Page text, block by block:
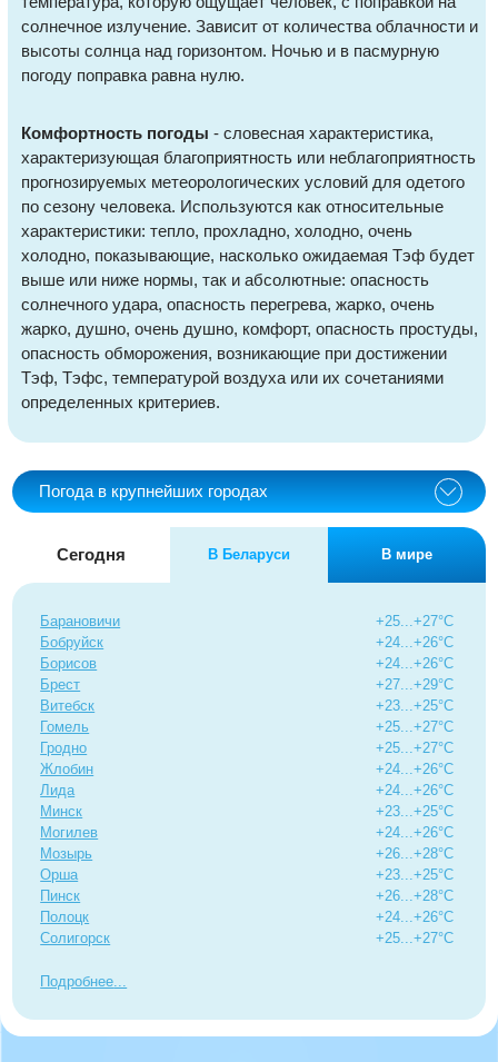
солнечное излучение. Зависит от количества облачности и
высоты солнца над горизонтом. Ночью и в пасмурную
погоду поправка равна нулю.
Комфортность погоды - словесная характеристика,
характеризующая благоприятность или неблагоприятность
прогнозируемых метеорологических условий для одетого
по сезону человека. Используются как относительные
характеристики: тепло, прохладно, холодно, очень
холодно, показывающие, насколько ожидаемая Тэф будет
выше или ниже нормы, так и абсолютные: опасность
солнечного удара, опасность перегрева, жарко, очень
жарко, душно, очень душно, комфорт, опасность простуды,
опасность обморожения, возникающие при достижении
Тэф, Тэфс, температурой воздуха или их сочетаниями
определенных критериев.
Погода в крупнейших городах
Сегодня В Беларуси В мире
Барановичи
Бобруйск
Борисов
Брест
Витебск
Гомель
Гродно
Жлобин
Лида
Минск
Могилев
Мозырь
Орша
Пинск
Полоцк
Солигорск
+25...+27°C
+24...+26°C
+24...+26°C
+27...+29°C
+23...+25°C
+25...+27°C
+25...+27°C
+24...+26°C
+24...+26°C
+23...+25°C
+24...+26°C
+26...+28°C
+23...+25°C
+26...+28°C
+24...+26°C
+25...+27°C
Подробнее